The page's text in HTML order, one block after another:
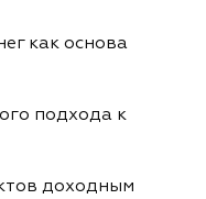
как основа
подхода к
доходным